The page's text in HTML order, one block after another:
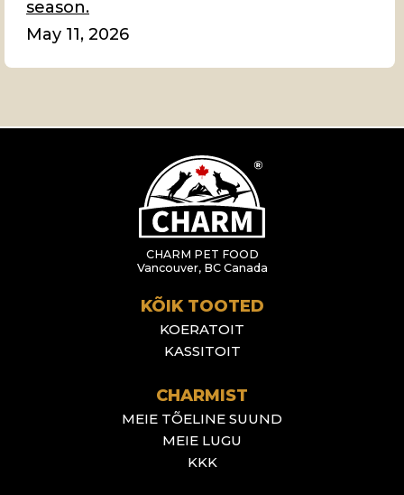
May 11, 2026
CHARM PET FOOD
Vancouver, BC Canada
KÕIK TOOTED
KOERATOIT
KASSITOIT
CHARMIST
MEIE TÕELINE SUUND
MEIE LUGU
KKK